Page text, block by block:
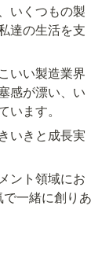
いくつもの製
達の生活を支
いい製造業界
感が漂い、い
ます。
いきと成長実
ント領域にお
一緒に創りあ